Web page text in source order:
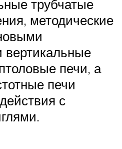
трубчатые
методические
вертикальные
печи, а
печи
с